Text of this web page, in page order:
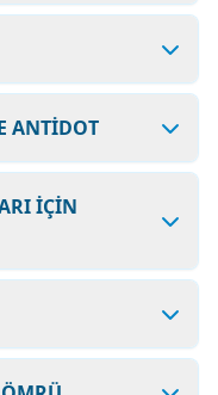
ANTİDOT
İÇİN